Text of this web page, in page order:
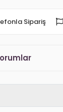
Sipariş